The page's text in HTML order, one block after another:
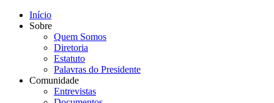
Início
Sobre
Quem Somos
Diretoria
Estatuto
Palavras do Presidente
Comunidade
Entrevistas